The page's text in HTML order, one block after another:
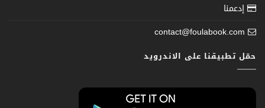
إدعمنا
contact@foulabook.com
حمّل تطبيقنا على الاندرويد